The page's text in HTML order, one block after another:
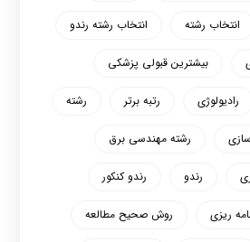
انتخاب رشته انتخاب رشته رندو
بیشترین قبولی پزشکی
رادیولوژی رتبه برتر رشته
رشته مهندسی برق
رندو رندو کنکور
ریزی روش صحیح مطالعه